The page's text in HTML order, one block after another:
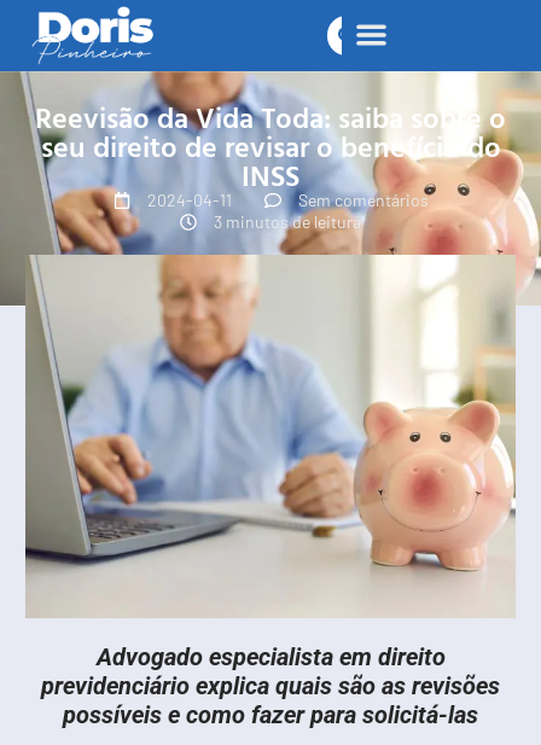
Reevisão da Vida Toda: saiba sobre o
seu direito de revisar o benefício do
INSS
2024-04-11
Sem comentários
3 minutos de leitura
Advogado especialista em direito
previdenciário explica quais são as revisões
possíveis e como fazer para solicitá-las